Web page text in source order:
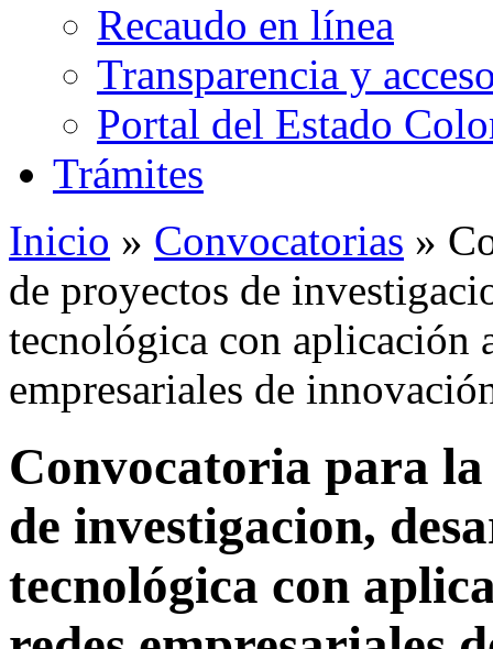
Recaudo en línea
Transparencia y
Portal del Estado
Trámites
Inicio » Convocatorias »
de proyectos de
tecnológica con aplicación
empresariales de
Convocatoria para
de investigacion,
tecnológica con